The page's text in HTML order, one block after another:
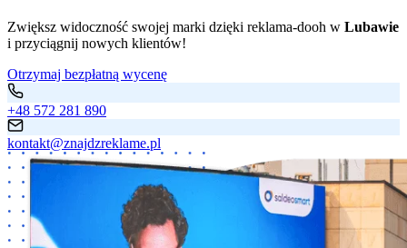
Zwiększ widoczność swojej marki dzięki reklama-dooh w Lubawie
i przyciągnij nowych klientów!
Otrzymaj bezpłatną wycenę
+48 572 281 890
kontakt@znajdzreklame.pl